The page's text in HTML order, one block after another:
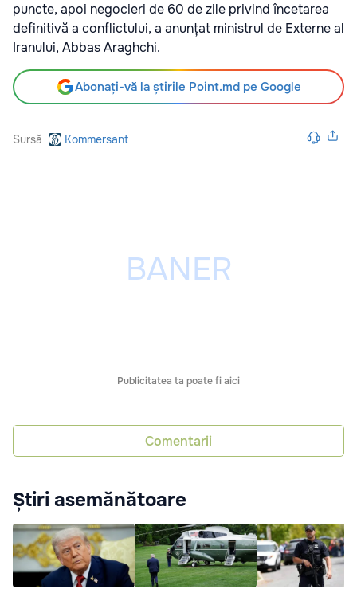
puncte, apoi negocieri de 60 de zile privind încetarea
definitivă a conflictului, a anunțat ministrul de Externe al
Iranului, Abbas Araghchi.
Abonați-vă la știrile Point.md pe Google
Sursă Kommersant
Publicitatea ta poate fi aici
Comentarii
Știri asemănătoare